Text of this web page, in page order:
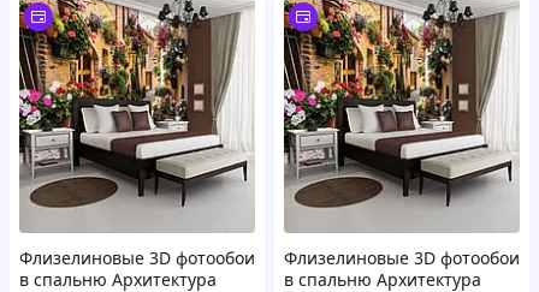
Флизелиновые 3D фотообои
в спальню Архитектура
Флизелиновые 3D фотообои
в спальню Архитектура